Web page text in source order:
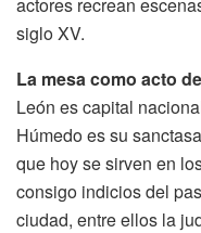
siglo XV.
La mesa como acto
León es capital
Húmedo es su
que hoy se sirven en
consigo indicios del
ciudad, entre ellos la